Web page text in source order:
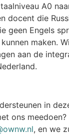
A0
docent die
geen Engels
maken.
aan de
in
ons meedoen?
, en we